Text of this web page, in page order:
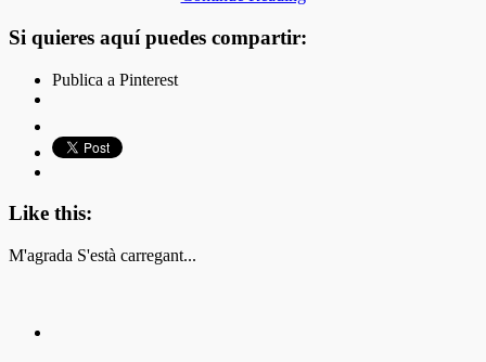
Si quieres aquí puedes compartir:
Publica a Pinterest
Like this:
M'agrada S'està carregant...